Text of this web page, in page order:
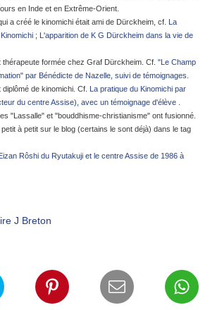
en Inde et en Extrême-Orient.
a créé le kinomichi était ami de Dürckheim, cf. La
; L'apparition de K G Dürckheim dans la vie de
thérapeute formée chez Graf Dürckheim. Cf. "Le Champ
par Bénédicte de Nazelle, suivi de témoignages
de kinomichi. Cf. La pratique du Kinomichi par
du centre Assise), avec un témoignage d'élève
"Lassalle" et "bouddhisme-christianisme" ont fusionné.
à petit sur le blog (certains le sont déjà) dans le tag
Rôshi du Ryutakuji et le centre Assise de 1986 à
J Breton